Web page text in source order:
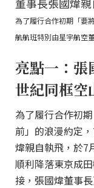
為了履行合作初期「要
航航班特別由星宇航空
亮點一：張
世紀同框空
為了履行合作初
前」的浪漫約定
煒親自執飛，於7
順利降落東京成
接，張國煒董事